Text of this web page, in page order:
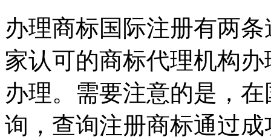
办理商标国际注册有两
家认可的商标代理机构
办理。需要注意的是，
询，查询注册商标通过